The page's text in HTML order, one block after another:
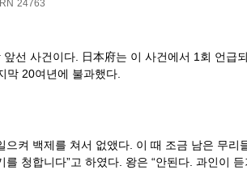
24763
앞선 사건이다. 日本府는 이 사건에서 1회 언
막 20여년에 불과했다.
으켜 백제를 쳐서 없앴다. 이 때 조금 남은 무
를 청합니다”고 하였다. 왕은 “안된다. 과인이